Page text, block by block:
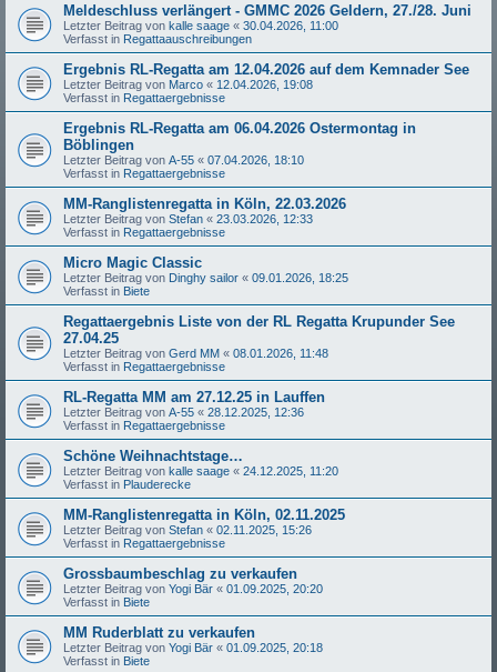
Meldeschluss verlängert - GMMC 2026 Geldern, 27./28. Juni
Letzter Beitrag von kalle saage « 30.04.2026, 11:00
Verfasst in Regattaauschreibungen
Ergebnis RL-Regatta am 12.04.2026 auf dem Kemnader See
Letzter Beitrag von Marco « 12.04.2026, 19:08
Verfasst in Regattaergebnisse
Ergebnis RL-Regatta am 06.04.2026 Ostermontag in
Böblingen
Letzter Beitrag von A-55 « 07.04.2026, 18:10
Verfasst in Regattaergebnisse
MM-Ranglistenregatta in Köln, 22.03.2026
Letzter Beitrag von Stefan « 23.03.2026, 12:33
Verfasst in Regattaergebnisse
Micro Magic Classic
Letzter Beitrag von Dinghy sailor « 09.01.2026, 18:25
Verfasst in Biete
Regattaergebnis Liste von der RL Regatta Krupunder See
27.04.25
Letzter Beitrag von Gerd MM « 08.01.2026, 11:48
Verfasst in Regattaergebnisse
RL-Regatta MM am 27.12.25 in Lauffen
Letzter Beitrag von A-55 « 28.12.2025, 12:36
Verfasst in Regattaergebnisse
Schöne Weihnachtstage…
Letzter Beitrag von kalle saage « 24.12.2025, 11:20
Verfasst in Plauderecke
MM-Ranglistenregatta in Köln, 02.11.2025
Letzter Beitrag von Stefan « 02.11.2025, 15:26
Verfasst in Regattaergebnisse
Grossbaumbeschlag zu verkaufen
Letzter Beitrag von Yogi Bär « 01.09.2025, 20:20
Verfasst in Biete
MM Ruderblatt zu verkaufen
Letzter Beitrag von Yogi Bär « 01.09.2025, 20:18
Verfasst in Biete